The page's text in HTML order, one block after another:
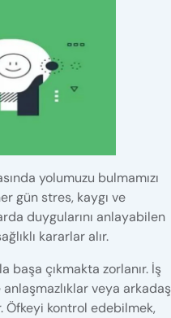
yolumuzu bulmamızı
gün stres, kaygı ve
duygularını anlayabilen
kararlar alır.
başa çıkmakta zorlanır. İş
veya arkadaş
Öfkeyi kontrol edebilmek,